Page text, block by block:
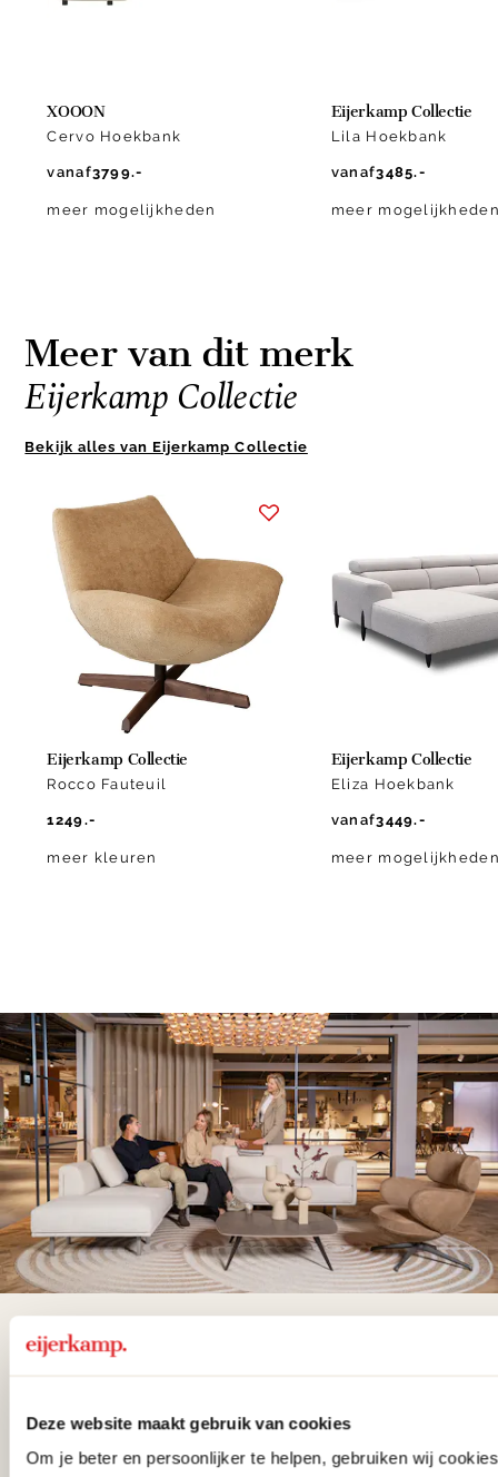
Deze website maakt gebruik van cookies
Om je beter en persoonlijker te helpen, gebruiken wij
XOOON
Cervo Hoekbank
vanaf3799.-
meer mogelijkheden
Eijerkamp Collectie
Lila Hoekbank
vanaf3485.-
meer
Meer van dit merk
Eijerkamp Collectie
Bekijk alles van Eijerkamp Collectie
Eijerkamp Collectie
Rocco Fauteuil
1249.-
meer kleuren
Eijerkamp Collectie
Eliza Hoekbank
vanaf3449.-
meer
De woonwinkel
Wie kent het programma vtwonen